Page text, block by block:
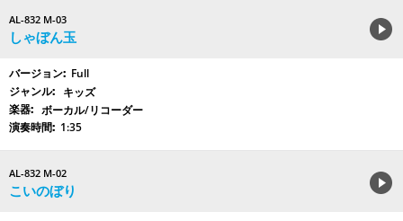
AL-832 M-03
しゃぼん玉
Full
キッズ
ボーカル/リコーダー
1:35
AL-832 M-02
こいのぼり